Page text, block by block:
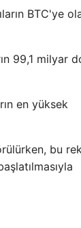
BTC'ye
99,1 milyar
en yüksek
bu